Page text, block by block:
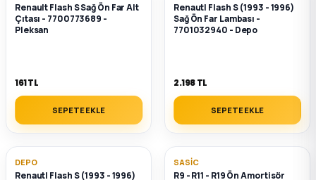
Renault Flash S Sağ Ön Far Alt
Çıtası - 7700773689 -
Pleksan
161 TL
SEPETE EKLE
Renautl Flash S (1993 - 1996)
Sağ Ön Far Lambası -
7701032940 - Depo
2.198 TL
SEPETE EKLE
DEPO
Renautl Flash S (1993 - 1996)
SASIC
R9 - R11 - R19 Ön Amortisör